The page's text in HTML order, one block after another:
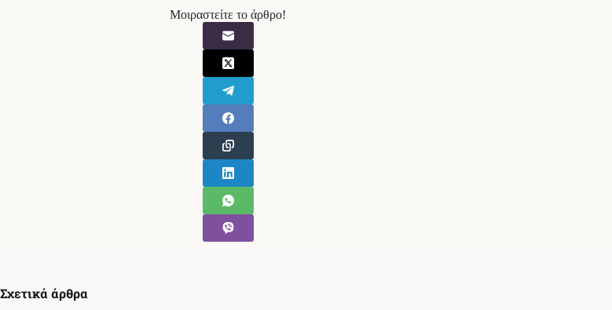
Μοιραστείτε το άρθρο!
Σχετικά άρθρα